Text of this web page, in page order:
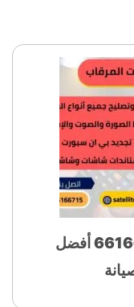
فني ستلايت المرقاب 66166715 أفضل